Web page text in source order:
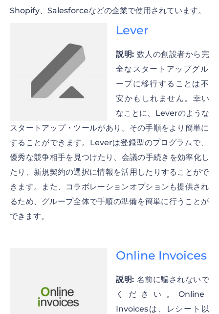
Shopify、Salesforceなどの企業で使用されています。
Lever
説明: 数人の創設者から完
全なスタートアップグル
ープに移行することは不
安かもしれません。幸い
なことに、Leverのような
スタートアップ・ツールがあり、その手順をより簡単に
することができます。Leverは登録型のプログラムで、
優秀な競争相手を見つけたり、会議の手続きを効率化し
たり、新規契約の選択に情報を活用したりすることがで
きます。また、コラボレーションオプションも提供され
るため、グループ全体で手順の準備を簡単に行うことが
できます。
Online Invoices
説明: 名前に騙されないで
ください。Online
Invoicesは、レシート以